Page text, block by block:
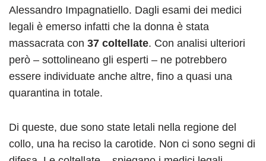
Alessandro Impagnatiello. Dagli esami dei medici
legali è emerso infatti che la donna è stata
massacrata con 37 coltellate. Con analisi ulteriori
però – sottolineano gli esperti – ne potrebbero
essere individuate anche altre, fino a quasi una
quarantina in totale.
Di queste, due sono state letali nella regione del
collo, una ha reciso la carotide. Non ci sono segni di